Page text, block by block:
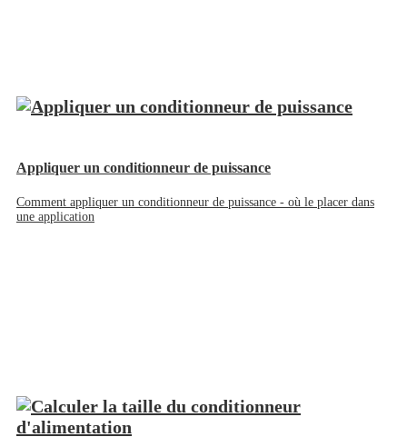
Appliquer un conditionneur de puissance
Comment appliquer un conditionneur de puissance - où le placer dans
une application